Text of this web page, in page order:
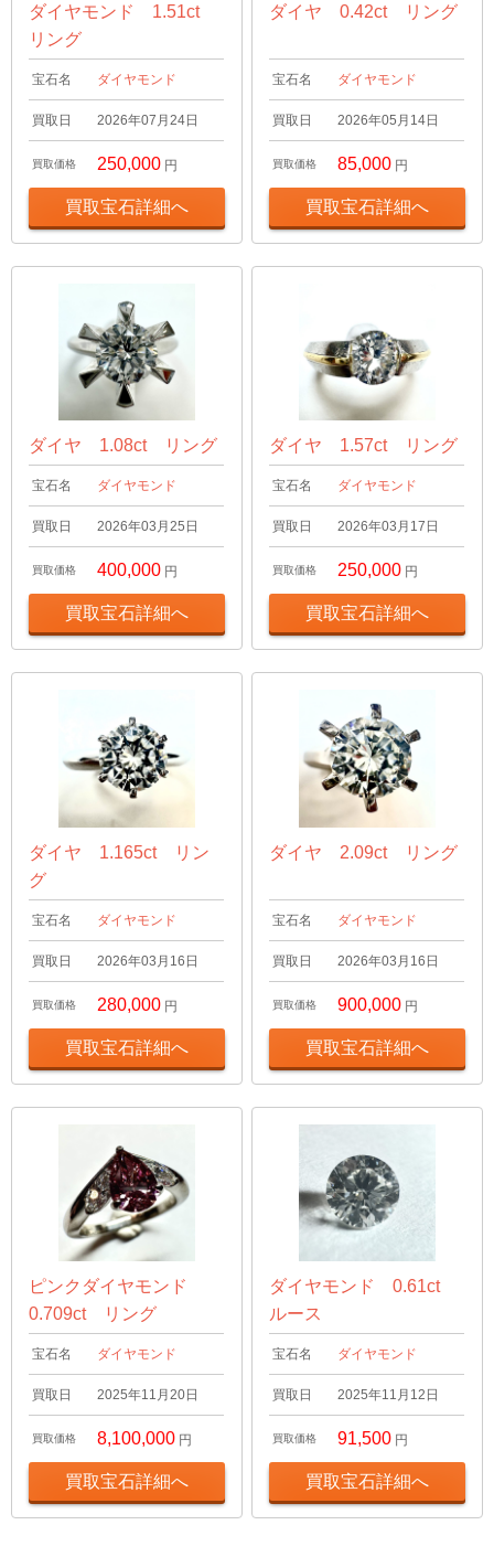
ダイヤモンド 1.51ct
リング
宝石名 ダイヤモンド
買取日 2026年07月24日
買取価格 250,000 円
買取宝石詳細へ
ダイヤ 0.42ct リング
宝石名 ダイヤモンド
買取日 2026年05月14日
買取価格 85,000 円
買取宝石詳細へ
ダイヤ 1.08ct リング
宝石名 ダイヤモンド
買取日 2026年03月25日
買取価格 400,000 円
買取宝石詳細へ
ダイヤ 1.57ct リング
宝石名 ダイヤモンド
買取日 2026年03月17日
買取価格 250,000 円
買取宝石詳細へ
ダイヤ 1.165ct リン
グ
宝石名 ダイヤモンド
買取日 2026年03月16日
買取価格 280,000 円
買取宝石詳細へ
ダイヤ 2.09ct リング
宝石名 ダイヤモンド
買取日 2026年03月16日
買取価格 900,000 円
買取宝石詳細へ
ピンクダイヤモンド
0.709ct リング
宝石名 ダイヤモンド
買取日 2025年11月20日
買取価格 8,100,000 円
買取宝石詳細へ
ダイヤモンド 0.61ct
ルース
宝石名 ダイヤモンド
買取日 2025年11月12日
買取価格 91,500 円
買取宝石詳細へ